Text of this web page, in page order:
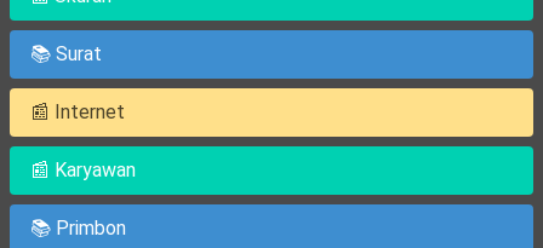
📚 Surat
📰 Internet
📰 Karyawan
📚 Primbon